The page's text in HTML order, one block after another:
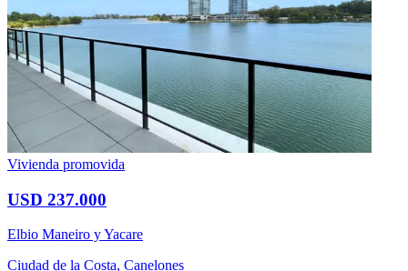
Vivienda promovida
USD 237.000
Elbio Maneiro y Yacare
Ciudad de la Costa, Canelones